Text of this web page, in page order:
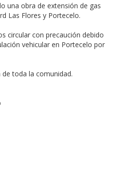
una obra de extensión de gas
Las Flores y Portecelo.
circular con precaución debido
vehicular en Portecelo por
toda la comunidad.